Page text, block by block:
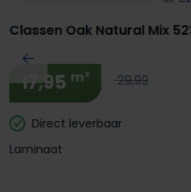
Classen Oak Natural Mix
17,95 m² 29,99
Direct leverbaar
Laminaat